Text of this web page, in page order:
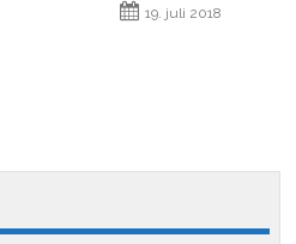
19. juli 2018